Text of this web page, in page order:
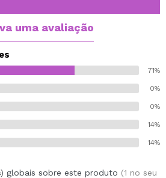
uma avaliação
71%
0%
0%
14%
14%
globais sobre este produto (1 no seu